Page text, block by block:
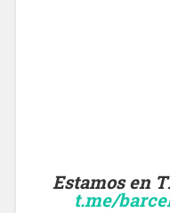
Estamos en
t.me/